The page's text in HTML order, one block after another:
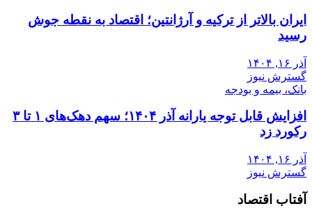
ایران بالاتر از ترکیه و آرژانتین؛ اقتصاد به نقطه جوش
رسید
آذر ۱۶, ۱۴۰۴
گسترش نیوز
بانک، بیمه و بودجه
افزایش قابل توجه یارانه آذر ۱۴۰۴؛ سهم دهک‌های ۱ تا ۳
رکورد زد
آذر ۱۶, ۱۴۰۴
گسترش نیوز
آفتاب اقتصاد